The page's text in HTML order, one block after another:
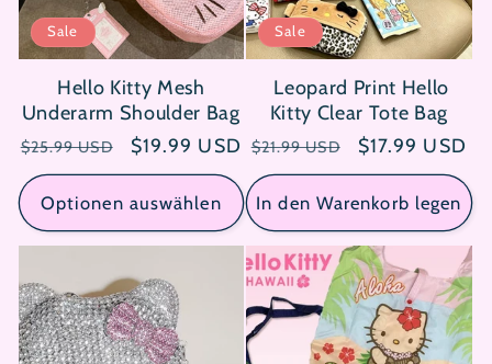
Sale
Hello Kitty Mesh
Underarm Shoulder Bag
Normaler
Preis
$25.99 USD Verkaufspreis
$19.99 USD
Optionen auswählen
Sale
Leopard Print Hello
Kitty Clear Tote Bag
Normaler
Preis
$21.99 USD Verkaufspreis
$17.99 USD
In den Warenkorb legen